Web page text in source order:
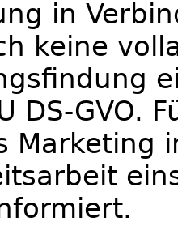
in
keine
DS-GVO.
Marketing